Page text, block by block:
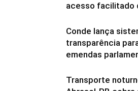
acesso facilitado
Conde lança
transparência
emendas
Transporte